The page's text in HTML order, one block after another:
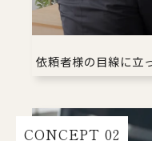
依頼者様の目線に立
CONCEPT 02